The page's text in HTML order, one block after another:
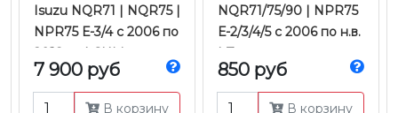
Isuzu NQR71 | NQR75 |
NPR75 Е-3/4 с 2006 по
2018 гг. | CHM
7 900 руб
В корзину
NQR71/75/90 | NPR75
Е-2/3/4/5 с 2006 по н.в.
| Zevs
850 руб
В корзину